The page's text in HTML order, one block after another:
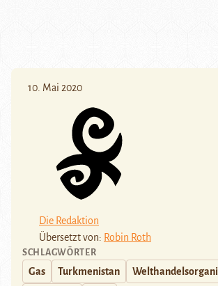
10. Mai 2020
Die Redaktion
Übersetzt von: Robin Roth
SCHLAGWÖRTER
Gas Turkmenistan